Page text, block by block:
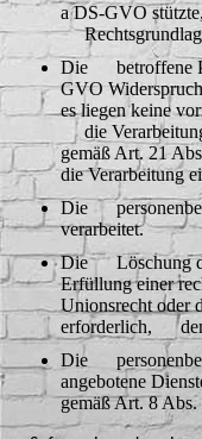
a DS-GVO
Die betroffene
GVO
es liegen keine
die
gemäß Art. 21
die Verarbeitung
Die
verarbeitet.
Die Löschung
Erfüllung einer
Unionsrecht oder
erforderlich,
Die
angebotene
gemäß Art. 8